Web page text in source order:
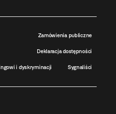
Zamówienia publiczne
Deklaracja dostępności
i dyskryminacji Sygnaliści